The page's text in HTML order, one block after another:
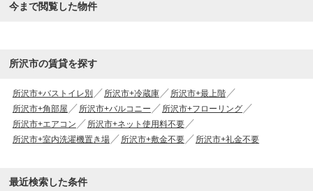
今まで閲覧した物件
所沢市の賃貸を探す
所沢市+バストイレ別 所沢市+冷蔵庫
所沢市+最上階
所沢市+角部屋
所沢市+バルコニー
所沢市+フローリング
所沢市+エアコン
所沢市+ネット使用料不要
所沢市+室内洗濯機置き場
所沢市+敷金不要 所沢市+礼金不要
最近検索した条件